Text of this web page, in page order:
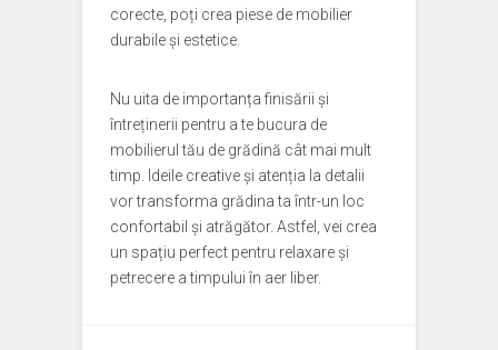
corecte, poți crea piese de mobilier
durabile și estetice.
Nu uita de importanța finisării și
întreținerii pentru a te bucura de
mobilierul tău de grădină cât mai mult
timp. Ideile creative și atenția la detalii
vor transforma grădina ta într-un loc
confortabil și atrăgător. Astfel, vei crea
un spațiu perfect pentru relaxare și
petrecere a timpului în aer liber.